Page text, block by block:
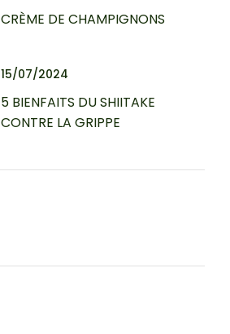
CRÈME DE CHAMPIGNONS
15/07/2024
5 BIENFAITS DU SHIITAKE
CONTRE LA GRIPPE